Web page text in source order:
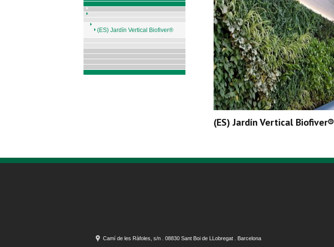
(ES) Jardín Vertical Biofiver®
(ES) Jardín Vertical Biofiver®
Camí de les Ràfoles, s/n . 08830 Sant Boi de LLobregat . Barcelona